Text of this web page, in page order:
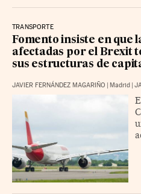
TRANSPORTE
Fomento insiste en que
afectadas por el Brexit
sus estructuras de
JAVIER FERNÁNDEZ MAGARIÑO Madrid